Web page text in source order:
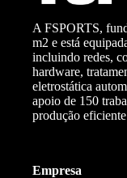
A FSPORTS,
m2 e está
incluindo redes,
hardware,
eletrostática
apoio de 150
produção
Empresa